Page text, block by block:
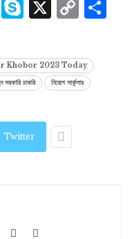
Messenger
Skype
X
Khobor 2023 Today
সরকারি চাকরি
নিয়োগ সার্কুলার
Twitter